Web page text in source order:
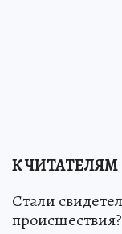
К ЧИТАТЕЛЯМ
Стали